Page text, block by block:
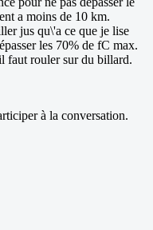
a moins de 10 km.
jus qu\'a ce que je lise
les 70% de fC max.
faut rouler sur du billard.
à la conversation.